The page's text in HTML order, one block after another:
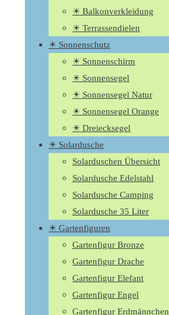
☀ Balkonverkleidung
☀ Terrassendielen
☀ Sonnenschutz
☀ Sonnenschirm
☀ Sonnensegel
☀ Sonnensegel Natur
☀ Sonnensegel Orange
☀ Dreiecksegel
☀ Solardusche
Solarduschen Übersicht
Solardusche Edelstahl
Solardusche Camping
Solardusche 35 Liter
☀ Gartenfiguren
Gartenfigur Bronze
Gartenfigur Drache
Gartenfigur Elefant
Gartenfigur Engel
Gartenfigur Erdmännchen